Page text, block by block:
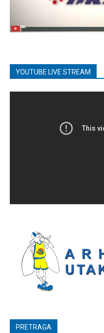
YOUTUBE LIVE STREAM
PRETRAGA